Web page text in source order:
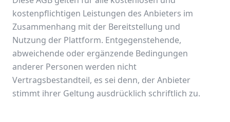
kostenpflichtigen Leistungen des Anbieters im
Zusammenhang mit der Bereitstellung und
Nutzung der Plattform. Entgegenstehende,
abweichende oder ergänzende Bedingungen
anderer Personen werden nicht
Vertragsbestandteil, es sei denn, der Anbieter
stimmt ihrer Geltung ausdrücklich schriftlich zu.